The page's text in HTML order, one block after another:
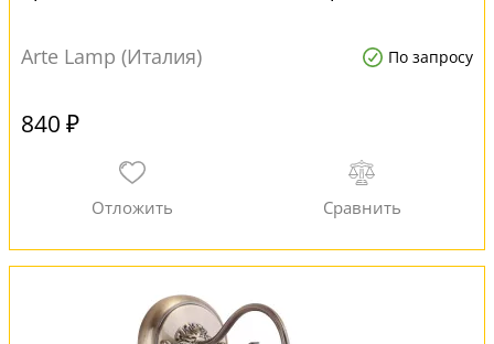
Arte Lamp (Италия) По запросу
840 ₽